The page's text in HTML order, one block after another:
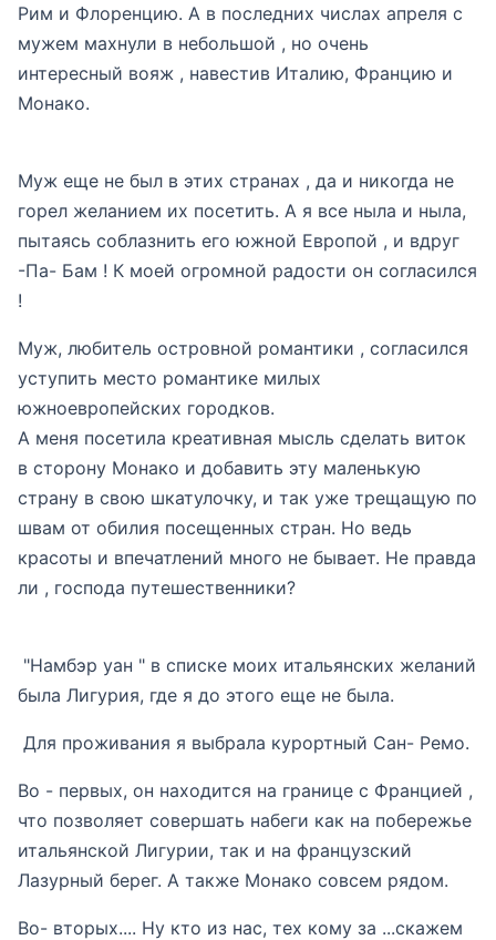
Рим и Флоренцию. А в последних числах апреля с
мужем махнули в небольшой , но очень
интересный вояж , навестив Италию, Францию и
Монако.
Муж еще не был в этих странах , да и никогда не
горел желанием их посетить. А я все ныла и ныла,
пытаясь соблазнить его южной Европой , и вдруг
-Па- Бам ! К моей огромной радости он согласился
!
Муж, любитель островной романтики , согласился
уступить место романтике милых
южноевропейских городков.
А меня посетила креативная мысль сделать виток
в сторону Монако и добавить эту маленькую
страну в свою шкатулочку, и так уже трещащую по
швам от обилия посещенных стран. Но ведь
красоты и впечатлений много не бывает. Не правда
ли , господа путешественники?
"Намбэр уан " в списке моих итальянских желаний
была Лигурия, где я до этого еще не была.
Для проживания я выбрала курортный Сан- Ремо.
Во - первых, он находится на границе с Францией ,
что позволяет совершать набеги как на побережье
итальянской Лигурии, так и на французский
Лазурный берег. А также Монако совсем рядом.
Во- вторых.... Ну кто из нас, тех кому за ...скажем